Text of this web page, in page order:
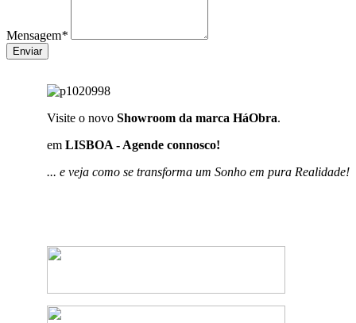
Mensagem*
Enviar
Visite o novo Showroom da marca HáObra.
em LISBOA - Agende connosco!
... e veja como se transforma um Sonho em pura Realidade!